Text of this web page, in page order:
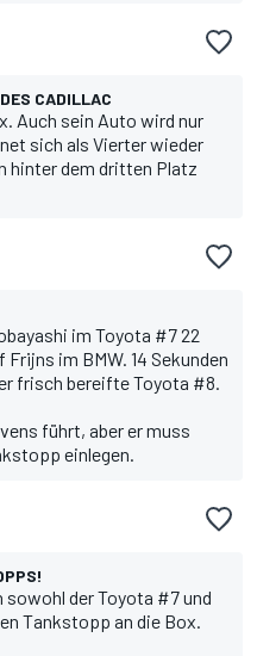
CADILLAC
Auch sein Auto wird nur
sich als Vierter wieder
hinter dem dritten Platz
im Toyota #7 22
im BMW. 14 Sekunden
frisch bereifte Toyota #8.
führt, aber er muss
einlegen.
sowohl der Toyota #7 und
Tankstopp an die Box.